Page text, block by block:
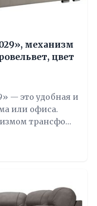
механизм
цвет
— это удобная и
или офиса.
трансфо…